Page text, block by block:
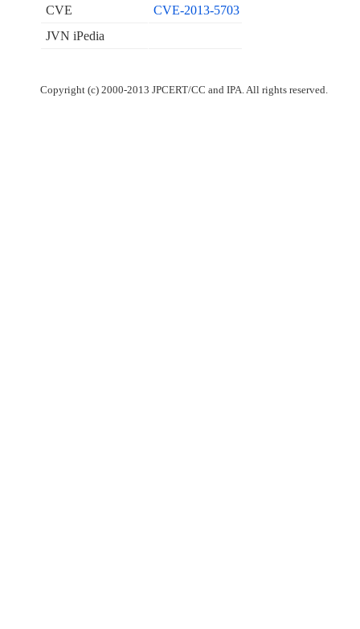
CVE
CVE-2013-5703
JVN iPedia
Copyright (c) 2000-2013 JPCERT/CC and IPA. All rights reserved.